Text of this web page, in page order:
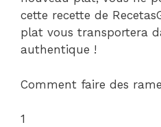
cette recette de
plat vous transportera
authentique !
Comment faire des
1